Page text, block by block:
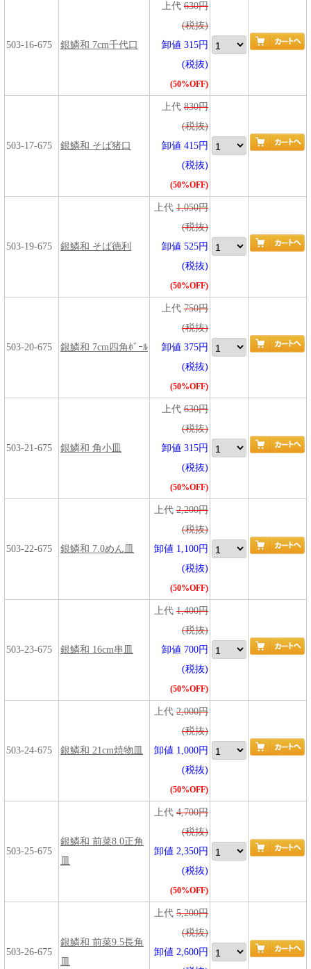
503-16-675 銀鱗和 7cm千代口
上代 630円
(税抜)
卸値 315円
(税抜)
(50%OFF)
503-17-675 銀鱗和 そば猪口
上代 830円
(税抜)
卸値 415円
(税抜)
(50%OFF)
503-19-675 銀鱗和 そば徳利
上代 1,050円
(税抜)
卸値 525円
(税抜)
(50%OFF)
503-20-675 銀鱗和 7cm四角ﾎﾞｰﾙ
上代 750円
(税抜)
卸値 375円
(税抜)
(50%OFF)
503-21-675 銀鱗和 角小皿
上代 630円
(税抜)
卸値 315円
(税抜)
(50%OFF)
503-22-675 銀鱗和 7.0めん皿
上代 2,200円
(税抜)
卸値 1,100円
(税抜)
(50%OFF)
503-23-675 銀鱗和 16cm串皿
上代 1,400円
(税抜)
卸値 700円
(税抜)
(50%OFF)
503-24-675 銀鱗和 21cm焼物皿
上代 2,000円
(税抜)
卸値 1,000円
(税抜)
(50%OFF)
503-25-675
銀鱗和 前菜8.0正角
上代 4,700円
(税抜)
卸値 2,350円
(税抜)
(50%OFF)
503-26-675
銀鱗和 前菜9.5長角
上代 5,200円
(税抜)
卸値 2,600円